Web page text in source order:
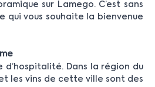
sur Lamego. C’est sans
qui vous souhaite la bienvenue
d’hospitalité. Dans la région du
les vins de cette ville sont des